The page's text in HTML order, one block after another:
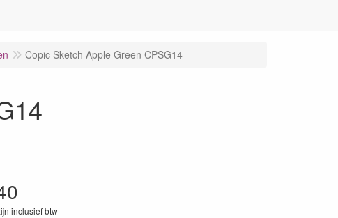
Copic Sketch Apple Green CPSG14
inclusief btw